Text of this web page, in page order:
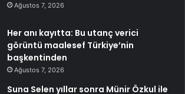
Ağustos 7, 2026
Her anı kayıtta: Bu utanç verici
görüntü maalesef Türkiye’nin
başkentinden
Ağustos 7, 2026
Suna Selen yıllar sonra Münir Özkul ile